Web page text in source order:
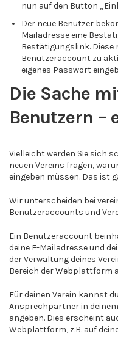
nun auf den Button
Der neue Benutzer
Mailadresse eine
Bestätigungslink. Diese
Benutzeraccount zu
eigenes Passwort
Die Sache
Benutzern –
Vielleicht werden Sie sich
neuen Vereins fragen,
eingeben müssen. Das ist
Wir unterscheiden bei
Benutzeraccounts und
Ein Benutzeraccount
deine E-Mailadresse und
der Verwaltung deines
Bereich der Webplattform
Für deinen Verein kannst
Ansprechpartner in
angeben. Dies erscheint
Webplattform, z.B. auf